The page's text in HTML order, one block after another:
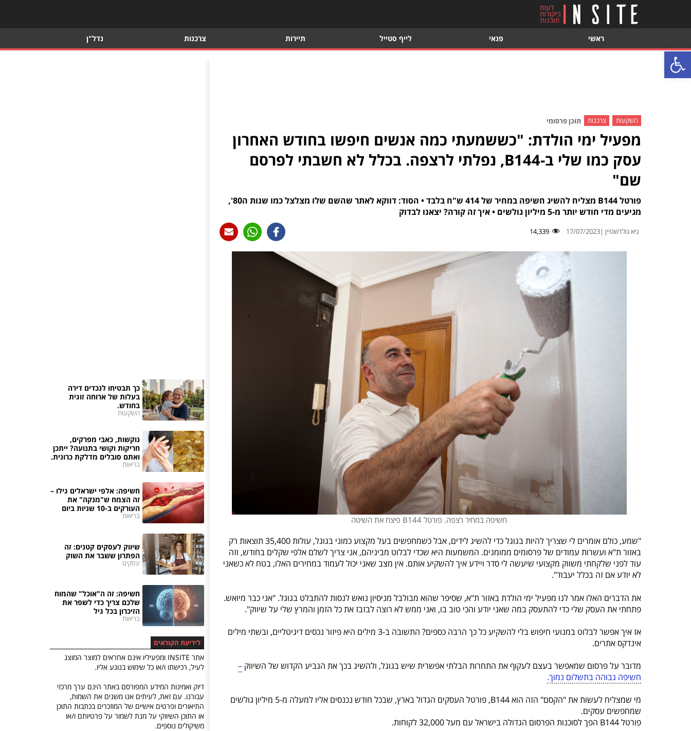
פתח סרגל נגישות
ראשי פנאי לייף סטייל תיירות צרכנות נדל"ן
השקעות צרכנות תוכן פרסומי
מפעיל ימי הולדת: "כששמעתי כמה אנשים חיפשו בחודש האחרון
עסק כמו שלי ב-B144, נפלתי לרצפה. בכלל לא חשבתי לפרסם
שם"
פורטל B144 מצליח להשיג חשיפה במחיר של 414 ש"ח בלבד • הסוד: דווקא לאתר שהשם שלו מצלצל כמו שנות ה80',
מגיעים מדי חודש יותר מ-5 מיליון גולשים • איך זה קורה? יצאנו לבדוק
גיא גולדשטיין |17/07/2023
14,339
חשיפה במחיר רצפה. פורטל B144 פיצח את השיטה
"שמע, כולם אומרים לי שצריך להיות בגוגל כדי להשיג לידים, אבל כשמחפשים בעל מקצוע כמוני בגוגל, עולות 35,400 תוצאות רק
באזור ת"א ועשרות עמודים של פרסומים ממומנים. המשמעות היא שכדי לבלוט מביניהם, אני צריך לשלם אלפי שקלים בחודש, וזה
עוד לפני שלקחתי משווק מקצועי שיעשה לי סדר ויידע איך להשקיע אותם. אין מצב שאני יכול לעמוד במחירים האלו, בטח לא כשאני
לא יודע אם זה בכלל יעבוד".
את הדברים האלו אמר לנו מפעיל ימי הולדת באזור ת"א, שסיפר שהוא מבולבל מניסיון נואש לנסות להתבלט בגוגל. "אני כבר מיואש.
פתחתי את העסק שלי כדי להתעסק במה שאני יודע והכי טוב בו, ואני ממש לא רוצה לבזבז את כל הזמן והמרץ שלי על שיווק".
אז איך אפשר לבלוט במנועי חיפוש בלי להשקיע כל כך הרבה כספים? התשובה ב-3 מילים היא פיזור נכסים דיגיטליים, ובשתי מילים
אינדקס אתרים.
מדובר על פרסום שמאפשר בעצם לעקוף את התחרות הבלתי אפשרית שיש בגוגל, ולהשיג בכך את הגביע הקדוש של השיווק –
חשיפה גבוהה בתשלום נמוך.
מי שמצליח לעשות את "הקסם" הזה הוא B144, פורטל העסקים הגדול בארץ, שבכל חודש נכנסים אליו למעלה מ-5 מיליון גולשים
שמחפשים עסקים.
פורטל B144 הפך לסוכנות הפרסום הגדולה בישראל עם מעל 32,000 לקוחות.
כך תבטיחו לנכדים דירה
בעלות של ארוחה זוגית
בחודש.
השקעות
נוקשות, כאבי מפרקים,
חריקות וקושי בתנועה? ייתכן
ואתם סובלים מדלקת כרונית.
בריאות
חשיפה: אלפי ישראלים גילו –
זה הצמח ש"מנקה" את
העורקים ב-10 שניות ביום
בריאות
שיווק לעסקים קטנים: זה
הפתרון ששבר את השוק
עסקים
חשיפה: זה ה"אוכל" שהמוח
שלכם צריך כדי לשפר את
הזיכרון בכל גיל
בריאות
לידיעת הקוראים
אתר INSITE ומפעיליו אינם אחראים למוצר המוצג
לעיל, רכישתו ו/או כל שימוש בנוגע אליו.
דיוק ואמינות המידע המפורסם באתר הינם ערך מרכזי
עבורנו. עם זאת, לעיתים אנו משנים את השמות,
התיאורים ופרטים אישיים של המוזכרים בכתבות התוכן
או התוכן השיווקי על מנת לשמור על פרטיותם ו/או
משיקולים נוספים.